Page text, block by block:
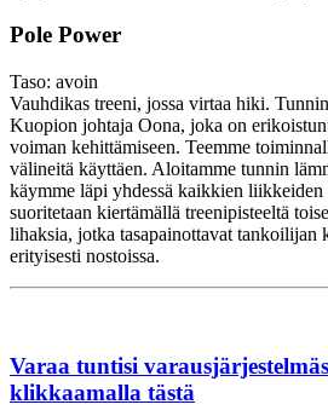
Pole Power
Taso: avoin
Vauhdikas treeni, jossa virtaa hiki.
Kuopion johtaja Oona, joka on
voiman kehittämiseen. Teemme
välineitä käyttäen. Aloitamme tunnin
käymme läpi yhdessä kaikkien
suoritetaan kiertämällä treenipisteeltä
lihaksia, jotka tasapainottavat tankoilijan
erityisesti nostoissa.
Varaa tuntisi
klikkaamalla tästä